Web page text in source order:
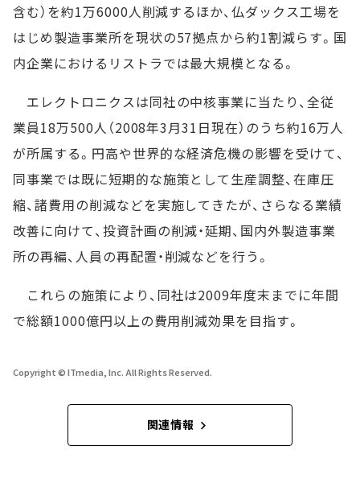
含む）を約1万6000人削減するほか、仏ダックス工場を
はじめ製造事業所を現状の57拠点から約1割減らす。国
内企業におけるリストラでは最大規模となる。
エレクトロニクスは同社の中核事業に当たり、全従
業員18万500人（2008年3月31日現在）のうち約16万人
が所属する。円高や世界的な経済危機の影響を受けて、
同事業では既に短期的な施策として生産調整、在庫圧
縮、諸費用の削減などを実施してきたが、さらなる業績
改善に向けて、投資計画の削減・延期、国内外製造事業
所の再編、人員の再配置・削減などを行う。
これらの施策により、同社は2009年度末までに年間
で総額1000億円以上の費用削減効果を目指す。
Copyright © ITmedia, Inc. All Rights Reserved.
関連情報